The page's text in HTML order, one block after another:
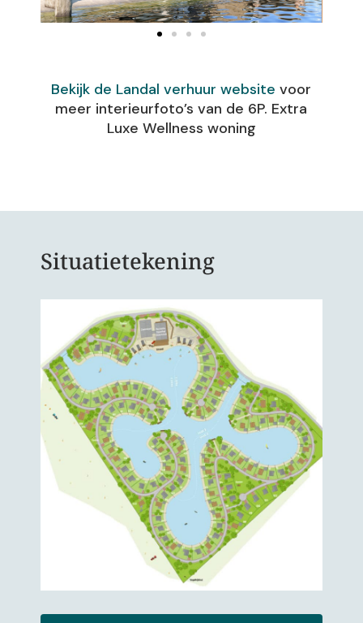
Bekijk de Landal verhuur website voor
meer interieurfoto’s van de 6P. Extra
Luxe Wellness woning
Situatietekening